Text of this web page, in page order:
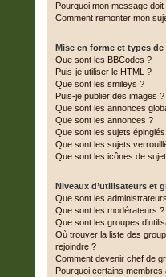
Pourquoi mon message
Comment remonter mon
Mise en forme et types
Que sont les BBCodes ?
Puis-je utiliser le HTML ?
Que sont les smileys ?
Puis-je publier des images ?
Que sont les annonces
Que sont les annonces ?
Que sont les sujets
Que sont les sujets
Que sont les icônes de
Niveaux d’utilisateurs et
Que sont les
Que sont les modérateurs ?
Que sont les groupes
Où trouver la liste des
rejoindre ?
Comment devenir chef de
Pourquoi certains